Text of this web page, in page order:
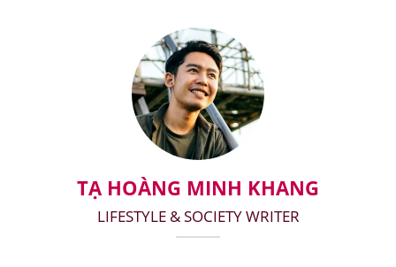
TẠ HOÀNG MINH KHANG
LIFESTYLE & SOCIETY WRITER